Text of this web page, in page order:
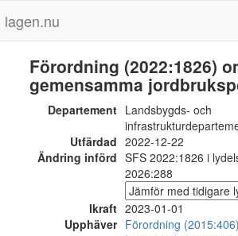
lagen.nu
Förordning (2022:1826)
gemensamma
Departement Landsbygds- och
Utfärdad 2022-12-22
Ändring införd SFS 2022:1826 i
2026:288
Ikraft 2023-01-01
Upphäver Förordning